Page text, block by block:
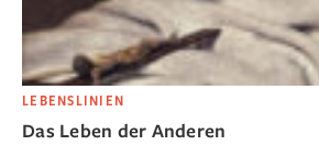
LEBENSLINIEN
Das Leben der Anderen